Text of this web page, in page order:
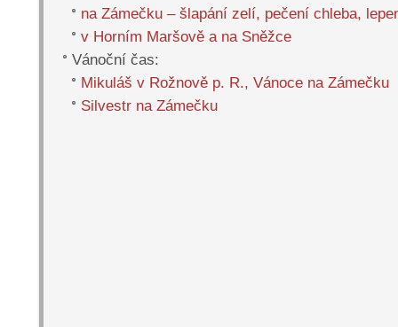
na Zámečku – šlapání zelí, pečení chleba,
v Horním Maršově a na Sněžce
Vánoční čas:
Mikuláš v Rožnově p. R., Vánoce na Zámečku
Silvestr na Zámečku